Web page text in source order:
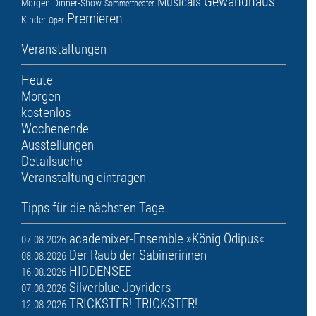
Morgen Dinner-Show Sommertheater
Kinder Oper Premieren
Veranstaltungen
Heute
Morgen
kostenlos
Wochenende
Ausstellungen
Detailsuche
Veranstaltung eintragen
Tipps für die nächsten Tage
07.08.2026 academixer-Ensemble »König Ödipus«
08.08.2026 Der Raub der Sabinerinnen
16.08.2026 HIDDENSEE
07.08.2026 Silverblue Joyriders
12.08.2026 TRICKSTER! TRICKSTER!